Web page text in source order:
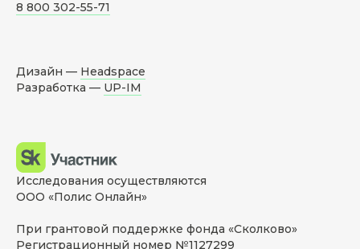
8 800 302-55-71
Дизайн — Headspace
Разработка — UP-IM
Исследования осуществляются
ООО «Полис Онлайн»
При грантовой поддержке фонда «Сколково»
Регистрационный номер №1127299